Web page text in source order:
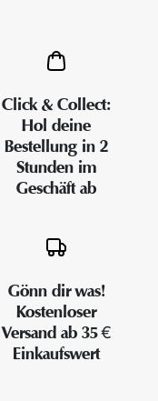
Click & Collect:
Hol deine
Bestellung in 2
Stunden im
Geschäft ab
Gönn dir was!
Kostenloser
Versand ab 35 €
Einkaufswert